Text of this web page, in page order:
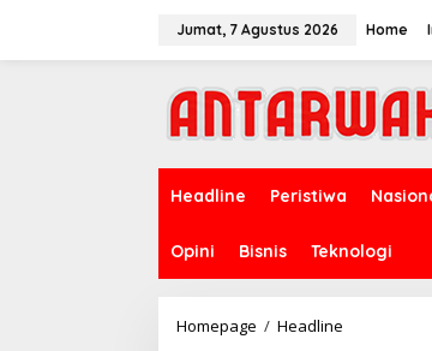
Jumat, 7 Agustus 2026 Home
Headline Peristiwa
Opini Bisnis Teknologi
Homepage / Headline